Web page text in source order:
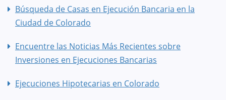
Búsqueda de Casas en Ejecución Bancaria en la
Ciudad de Colorado
Encuentre las Noticias Más Recientes sobre
Inversiones en Ejecuciones Bancarias
Ejecuciones Hipotecarias en Colorado